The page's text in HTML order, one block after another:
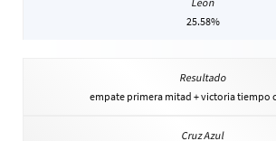
25.58%
empate primera mitad + victoria tiempo